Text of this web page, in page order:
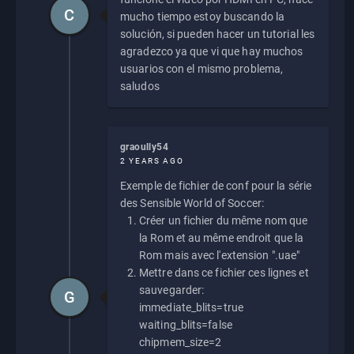
mucho tiempo estoy buscando la
solución, si pueden hacer un tutorial les
agradezco ya que vi que hay muchos
usuarios con el mismo problema,
saludos
C
graoully54
2 YEARS AGO
Exemple de fichier de conf pour la série
des Sensible World of Soccer:
Créer un fichier du même nom que
la Rom et au même endroit que la
Rom mais avec l'extension ".uae"
Mettre dans ce fichier ces lignes et
sauvegarder:
immediate_blits=true
waiting_blits=false
chipmem_size=2
G